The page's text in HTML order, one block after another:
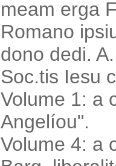
meam erga
Romano
dono dedi.
Soc.tis Iesu
Volume 1: a
Angelíou".
Volume 4: a